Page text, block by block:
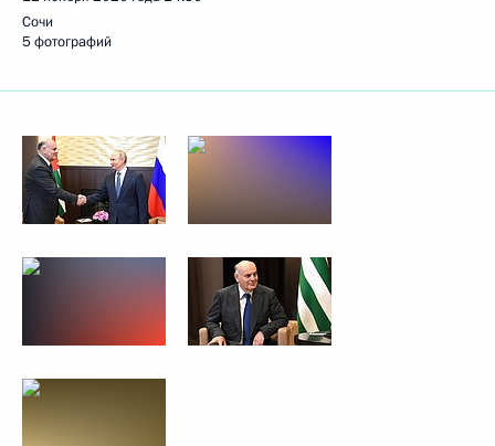
Сочи
5 фотографий